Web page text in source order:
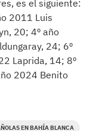
es el siguiente:
2011 Luis
20; 4º año
24; 6º
Laprida, 14; 8º
2024 Benito
EN BAHÍA BLANCA